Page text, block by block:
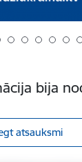
bija
atsauksmi